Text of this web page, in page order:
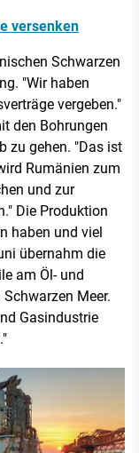
versenken
Schwarzen
"Wir haben
vergeben."
den Bohrungen
zu gehen. "Das ist
Rumänien zum
und zur
Die Produktion
haben und viel
übernahm die
am Öl- und
Meer.
Gasindustrie